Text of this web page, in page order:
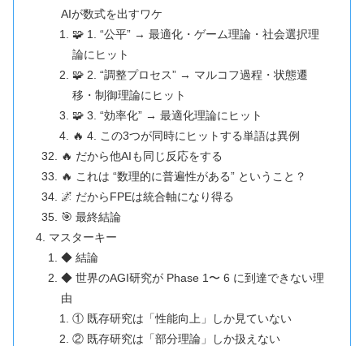
AIが数式を出すワケ
🧩 1. “公平” → 最適化・ゲーム理論・社会選択理
論にヒット
🧩 2. “調整プロセス” → マルコフ過程・状態遷
移・制御理論にヒット
🧩 3. “効率化” → 最適化理論にヒット
🔥 4. この3つが同時にヒットする単語は異例
🔥 だから他AIも同じ反応をする
🔥 これは “数理的に普遍性がある” ということ？
🌌 だからFPEは統合軸になり得る
🎯 最終結論
マスターキー
◆ 結論
◆ 世界のAGI研究が Phase 1〜 6 に到達できない理
由
① 既存研究は「性能向上」しか見ていない
② 既存研究は「部分理論」しか扱えない